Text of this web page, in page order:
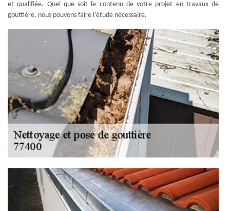
et qualifiée. Quel que soit le contenu de votre projet en travaux de
gouttière, nous pouvons faire l’étude nécessaire.